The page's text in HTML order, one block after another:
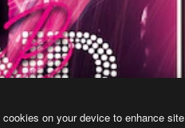
on your device to enhance site